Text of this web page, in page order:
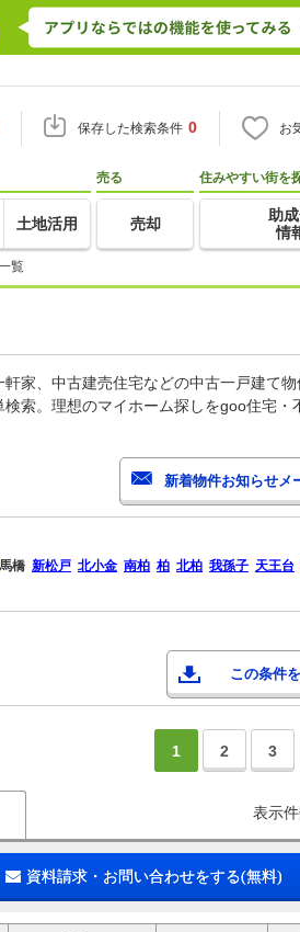
保存した検索条件 0 お
土地活用
売る
売却
住みやすい街を
助
情
覧
家、中古建売住宅などの中古一戸建て
索。理想のマイホーム探しをgoo住宅・
馬橋 新松戸 北小金 南柏 柏 北柏 我孫子 天王台
この条件
1 2 3
表示
資料請求・お問い合わせをする(無料)